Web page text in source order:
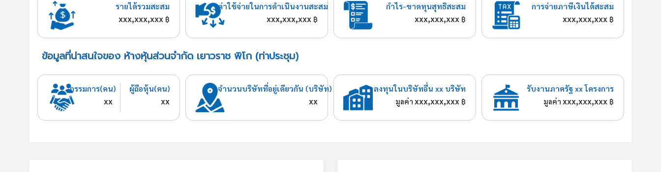
รายได้รวมสะสม
xxx,xxx,xxx ฿
ค่าใช้จ่ายในการดำเนินงานสะสม
xxx,xxx,xxx ฿
กำไร-ขาดทุนสุทธิสะสม
xxx,xxx,xxx ฿
การจ่ายภาษีเงินได้สะสม
xxx,xxx,xxx ฿
ข้อมูลที่น่าสนใจของ ห้างหุ้นส่วนจำกัด เยาวราช พิโก (ท่าประชุม)
กรรมการ(คน)
xx
ผู้ถือหุ้น(คน)
xx
จำนวนบริษัทที่อยู่เดียวกัน (บริษัท)
xx
ลงทุนในบริษัทอื่น xx บริษัท
มูลค่าxxx,xxx,xxx ฿
รับงานภาครัฐ xx โครงการ
มูลค่าxxx,xxx,xxx ฿